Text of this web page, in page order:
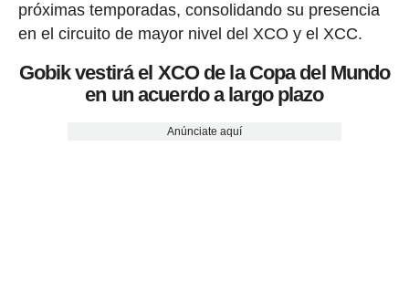
próximas temporadas, consolidando su presencia
en el circuito de mayor nivel del XCO y el XCC.
Gobik vestirá el XCO de la Copa del Mundo
en un acuerdo a largo plazo
Anúnciate aquí